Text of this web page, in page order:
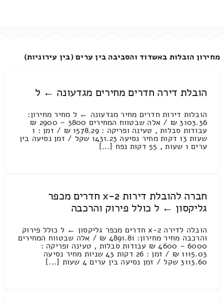
מחירון הובלות באשדוד והסביבה בין ערים (בין עירוניות)
הובלת דירה חדרים מחירים מגדעונה ← ל
הובלות דירות חדרים מחיר מגדעונה ← ל מחיר מחירון:
3103.36 ₪ / אלה שבטווח המחירים 3800 – 2900 ₪
עבודות סבלות , טעינה ופריקה : 1578.29 ₪ / זמן : 1
שעות 13 דקות מחיר נסיעה 1431.23 שקל / זמן נסיעה בין
ערים 1 שעות , 55 דקות נפח [...]
חברה להובלת דירות 2-x חדרים מכפר
גליקסון ← ל כולל פירוק והרכבה
הובלה לדירה 2-x חדרים מכפר גליקסון ← ל כולל פירוק
והרכבה מחיר מחירון: 4891.81 ₪ / אלה שבטווח המחירים
6000 – 4600 ₪ עבודות סבלות , טעינה ופריקה :
1115.03 ₪ / זמן : 26 דקות 43 שניות מחיר נסיעה
3113.60 שקל / זמן נסיעה בין ערים 4 שעות [...]